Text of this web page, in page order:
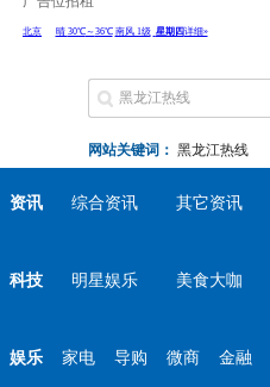
网站关键词： 黑龙江热线
资讯 综合资讯 其它资讯
科技 明星娱乐 美食大咖
娱乐 家电 导购 微商 金融